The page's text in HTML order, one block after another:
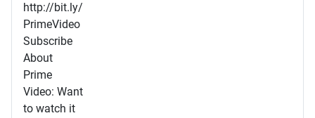
http://bit.ly/
PrimeVideo
Subscribe
About
Prime
Video: Want
to watch it